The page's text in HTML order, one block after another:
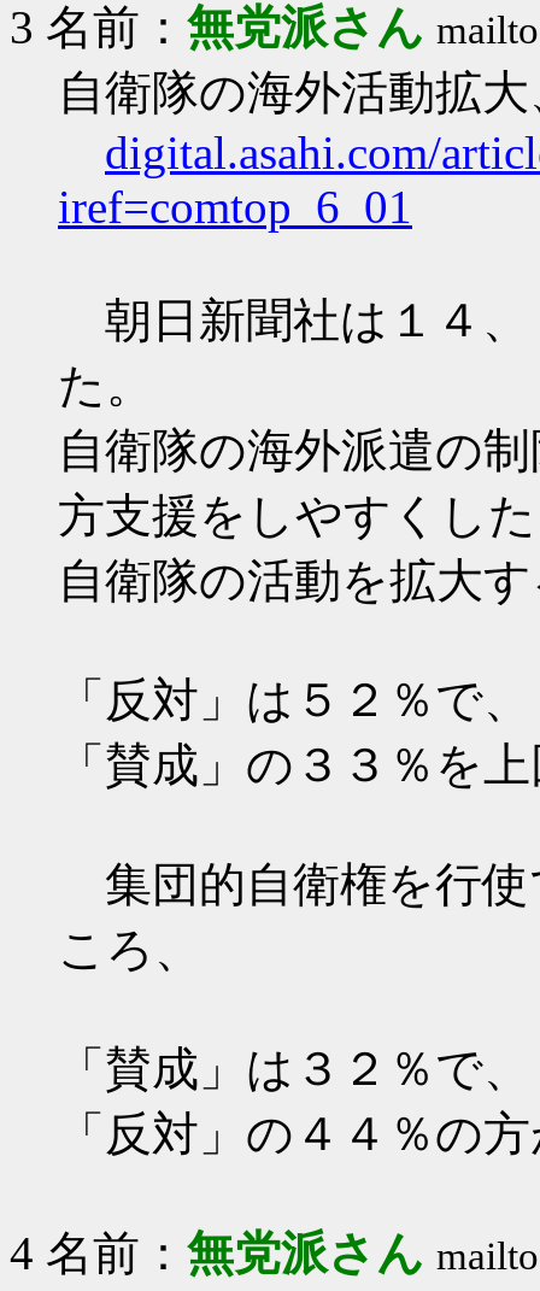
3 名前： 無党派さん
自衛隊の海外活動拡
digital.asahi.com/
iref=comtop_6_01
朝日新聞社は１４、
た。
自衛隊の海外派遣の
方支援をしやすくし
自衛隊の活動を拡大
「反対」は５２％で、
「賛成」の３３％を
集団的自衛権を行使
ころ、
「賛成」は３２％で、
「反対」の４４％の
4 名前： 無党派さん